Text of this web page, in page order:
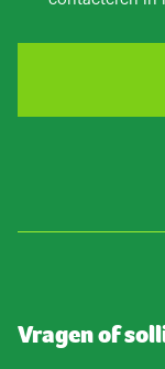
Vragen of